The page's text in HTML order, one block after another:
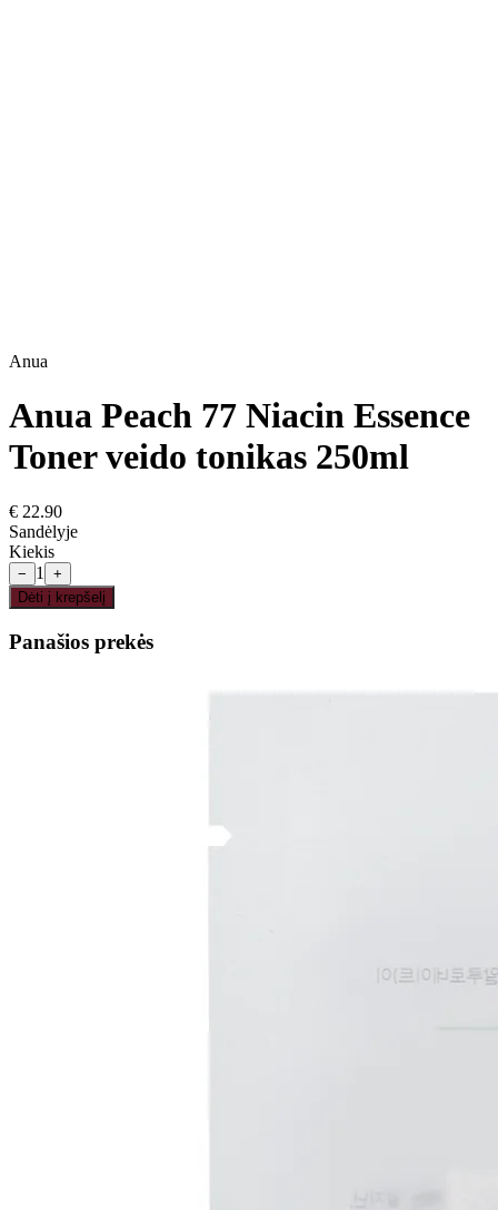
Anua
Anua Peach 77 Niacin Essence
Toner veido tonikas 250ml
€ 22.90
Sandėlyje
Kiekis
− 1
+
Dėti į krepšelį
Panašios prekės